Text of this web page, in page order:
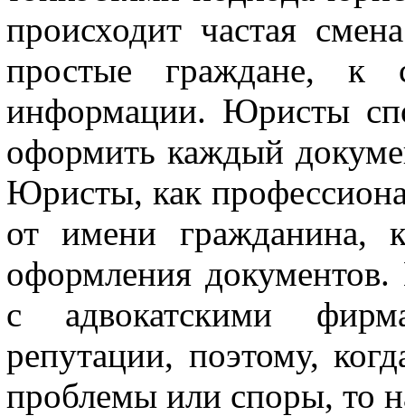
происходит частая
простые граждане, к
информации. Юристы
оформить каждый
Юристы, как
от имени гражданина,
оформления
с адвокатскими
репутации, поэтому,
проблемы или споры, то